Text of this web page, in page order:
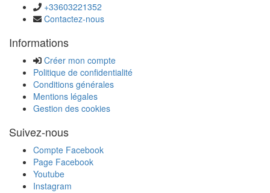
+33603221352
Contactez-nous
Informations
Créer mon compte
Politique de confidentialité
Conditions générales
Mentions légales
Gestion des cookies
Suivez-nous
Compte Facebook
Page Facebook
Youtube
Instagram